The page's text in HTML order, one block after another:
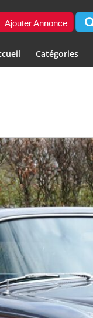
Ajouter Annonce
Catégories